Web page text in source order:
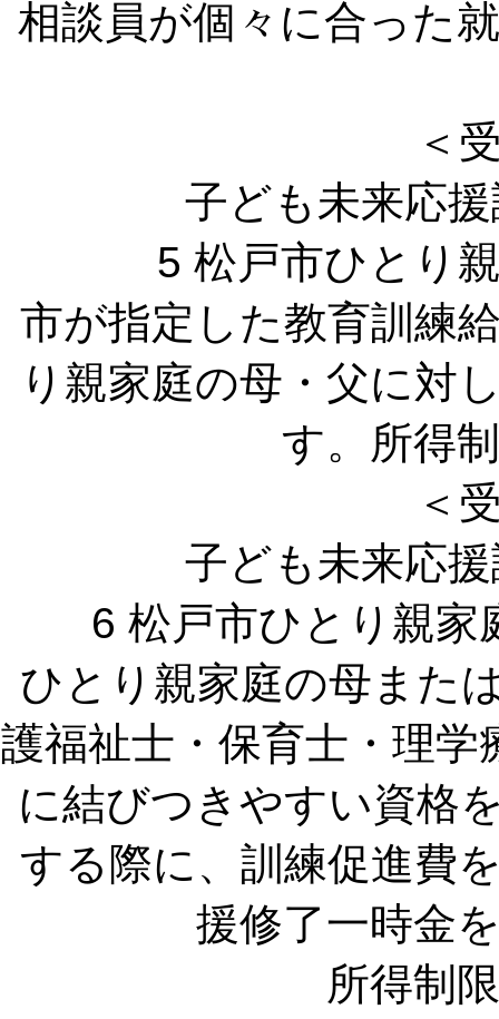
相談員が個々に合った
＜
子ども未来応
5 松戸市ひとり
市が指定した教育訓練
り親家庭の母・父に対
す。所得
＜
子ども未来応
6 松戸市ひとり親家
ひとり親家庭の母また
護福祉士・保育士・理
に結びつきやすい資格
する際に、訓練促進費
援修了一時金
所得制